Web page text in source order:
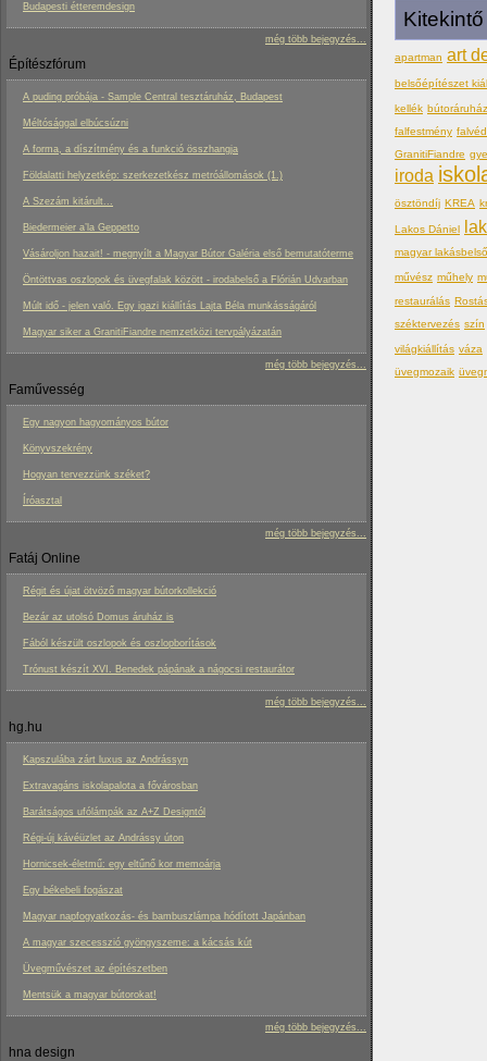
Budapesti étteremdesign
még több bejegyzés...
Építészfórum
A puding próbája - Sample Central tesztáruház, Budapest
Méltósággal elbúcsúzni
A forma, a díszítmény és a funkció összhangja
Földalatti helyzetkép: szerkezetkész metróállomások (1.)
A Szezám kitárult...
Biedermeier a’la Geppetto
Vásároljon hazait! - megnyílt a Magyar Bútor Galéria első bemutatóterme
Öntöttvas oszlopok és üvegfalak között - irodabelső a Flórián Udvarban
Múlt idő - jelen való. Egy igazi kiállítás Lajta Béla munkásságáról
Magyar siker a GranitiFiandre nemzetközi tervpályázatán
még több bejegyzés...
Faművesség
Egy nagyon hagyományos bútor
Könyvszekrény
Hogyan tervezzünk széket?
Íróasztal
még több bejegyzés...
Fatáj Online
Régit és újat ötvöző magyar bútorkollekció
Bezár az utolsó Domus áruház is
Fából készült oszlopok és oszlopborítások
Trónust készít XVI. Benedek pápának a nágocsi restaurátor
még több bejegyzés...
hg.hu
Kapszulába zárt luxus az Andrássyn
Extravagáns iskolapalota a fővárosban
Barátságos ufólámpák az A+Z Designtól
Régi-új kávéüzlet az Andrássy úton
Hornicsek-életmű: egy eltűnő kor memoárja
Egy békebeli fogászat
Magyar napfogyatkozás- és bambuszlámpa hódított Japánban
A magyar szecesszió gyöngyszeme: a kácsás kút
Üvegművészet az építészetben
Mentsük a magyar bútorokat!
még több bejegyzés...
hna design
apartman art
belsőépítészet
kellék bútoráruház
falfestmény
GranitiFiandre
iroda
ösztöndíj KREA
Lakos Dániel
magyar lakásbelső
művész műhely
restaurálás
széktervezés szín
világkiállítás váza
üvegmozaik